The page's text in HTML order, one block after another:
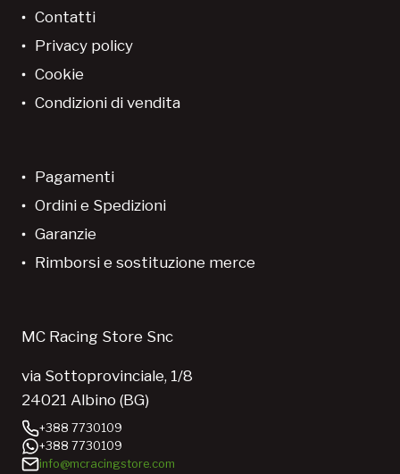
Contatti
Privacy policy
Cookie
Condizioni di vendita
Pagamenti
Ordini e Spedizioni
Garanzie
Rimborsi e sostituzione merce
MC Racing Store Snc
via Sottoprovinciale, 1/8
24021 Albino (BG)
+388 7730109
+388 7730109
info@mcracingstore.com